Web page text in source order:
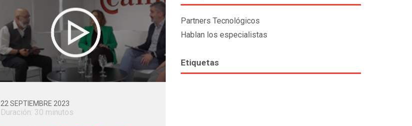
22 SEPTIEMBRE 2023
Duración: 30 minutos
Partners Tecnológicos
Hablan los especialistas
Etiquetas